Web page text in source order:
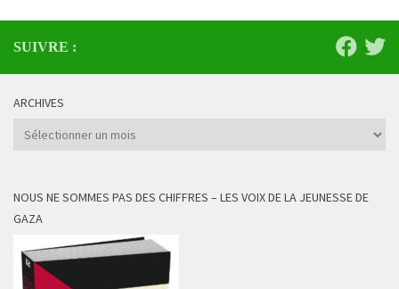
SUIVRE :
ARCHIVES
Archives
NOUS NE SOMMES PAS DES CHIFFRES – LES VOIX DE LA JEUNESSE DE
GAZA